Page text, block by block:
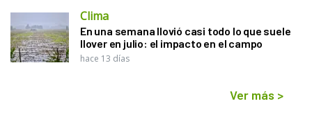
Clima
En una semana llovió casi todo lo que suele
llover en julio: el impacto en el campo
hace 13 días
Ver más >